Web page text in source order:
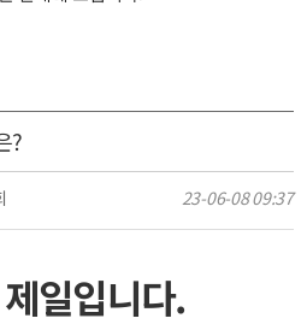
?
23-06-08 09:37
일입니다.